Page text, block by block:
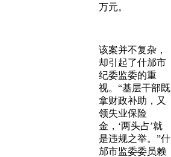
万元。
该案并不复杂，
却引起了什邡市
纪委监委的重
视。“基层干部既
拿财政补助，又
领失业保险
金，‘两头占’就
是违规之举。”什
邡市监委委员赖